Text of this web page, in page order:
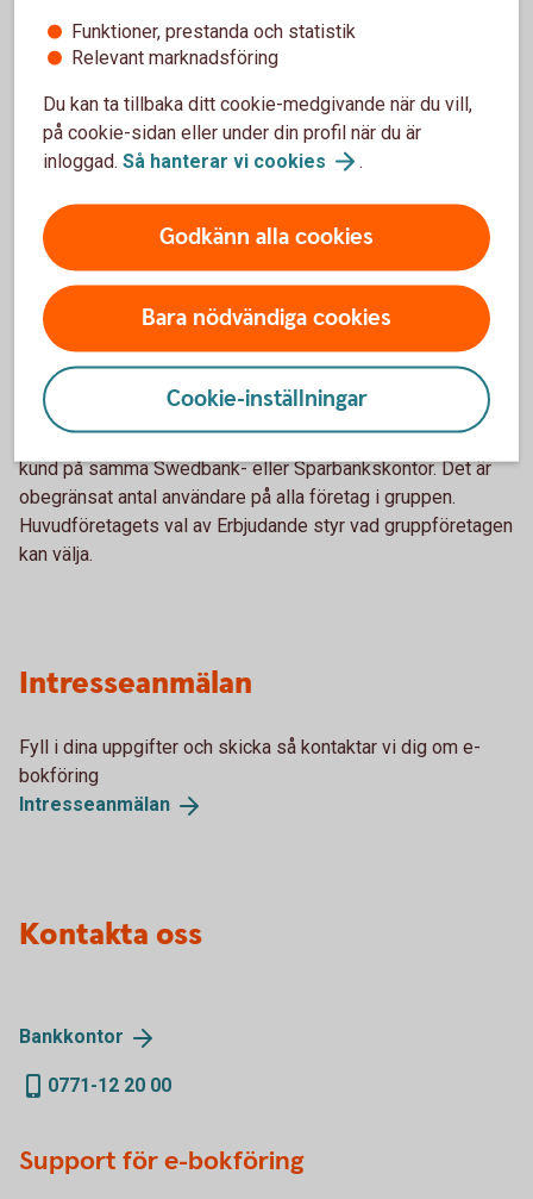
internetbanken. Systemet har bra funktioner för lantbrukare
och har flera tilläggstjänster. Ett exempel är fakturering med
kundreskontra. När du fakturerar förs uppgifterna in i
bokföringen, och när du får betalt prickas inbetalningen av i
din kundreskontra.
e-bokföring Grupplicens
För dig som driver flera företag finns möjligheten att teckna
en grupplicens för e-bokföring för upp till åtta företag.
Grupplicensen gäller bara för företag inom samma
företagsgrupp, det vill säga samma ägare/ägarstruktur på
alla företag i gruppen. Alla företag i gruppen måste vara
kund på samma Swedbank- eller Sparbankskontor. Det är
obegränsat antal användare på alla företag i gruppen.
Huvudföretagets val av Erbjudande styr vad gruppföretagen
kan välja.
Intresseanmälan
Fyll i dina uppgifter och skicka så kontaktar vi dig om e-
bokföring
Intresseanmälan
Kontakta oss
Bankkontor
0771-12 20 00
Support för e-bokföring
Funktioner, prestanda och statistik
Relevant marknadsföring
Du kan ta tillbaka ditt cookie-medgivande när du vill,
på cookie-sidan eller under din profil när du är
inloggad. Så hanterar vi cookies .
Godkänn alla cookies
Bara nödvändiga cookies
Cookie-inställningar